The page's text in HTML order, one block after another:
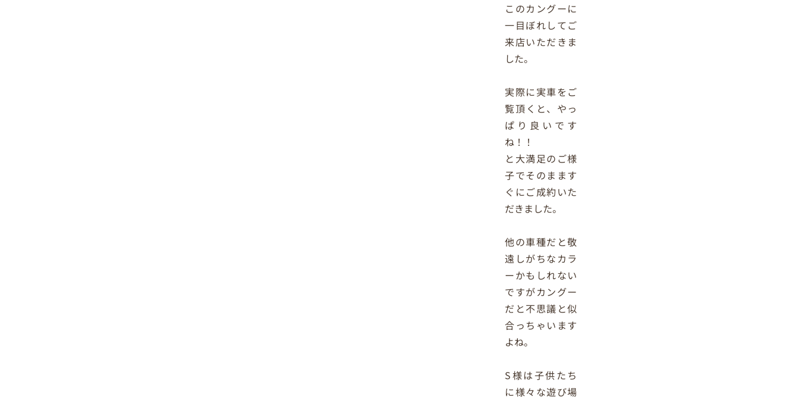
このカングーに
一目ぼれしてご
来店いただきま
した。
実際に実車をご
覧頂くと、やっ
ぱり良いです
ね！！
と大満足のご様
子でそのまます
ぐにご成約いた
だきました。
他の車種だと敬
遠しがちなカラ
ーかもしれない
ですがカングー
だと不思議と似
合っちゃいます
よね。
S様は子供たち
に様々な遊び場